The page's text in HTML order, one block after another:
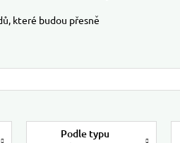
které budou přesně
Podle typu